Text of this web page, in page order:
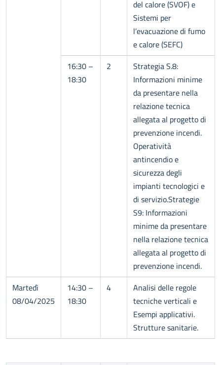
del calore (SVOF) e
Sistemi per
l’evacuazione di fumo
e calore (SEFC)
16:30 –
18:30
2
Strategia S.8:
Informazioni minime
da presentare nella
relazione tecnica
allegata al progetto di
prevenzione incendi.
Operatività
antincendio e
sicurezza degli
impianti tecnologici e
di servizio.Strategie
S9: Informazioni
minime da presentare
nella relazione tecnica
allegata al progetto di
prevenzione incendi.
Martedì
08/04/2025
14:30 –
18:30
4
Analisi delle regole
tecniche verticali e
Esempi applicativi.
Strutture sanitarie.